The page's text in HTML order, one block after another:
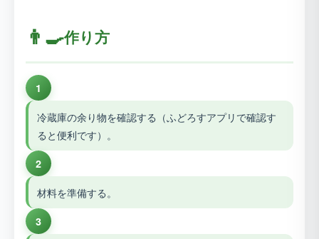
👨‍🍳作り方
1
冷蔵庫の余り物を確認する（ふどろすアプリで確認す
ると便利です）。
2
材料を準備する。
3